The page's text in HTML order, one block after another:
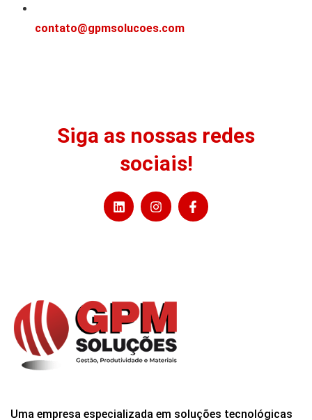
contato@gpmsolucoes.com
Siga as nossas redes
sociais!
Uma empresa especializada em soluções tecnológicas